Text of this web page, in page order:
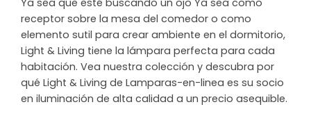
Ya sea que esté buscando un ojo Ya sea como
receptor sobre la mesa del comedor o como
elemento sutil para crear ambiente en el dormitorio,
Light & Living tiene la lámpara perfecta para cada
habitación. Vea nuestra colección y descubra por
qué Light & Living de Lamparas-en-linea es su socio
en iluminación de alta calidad a un precio asequible.